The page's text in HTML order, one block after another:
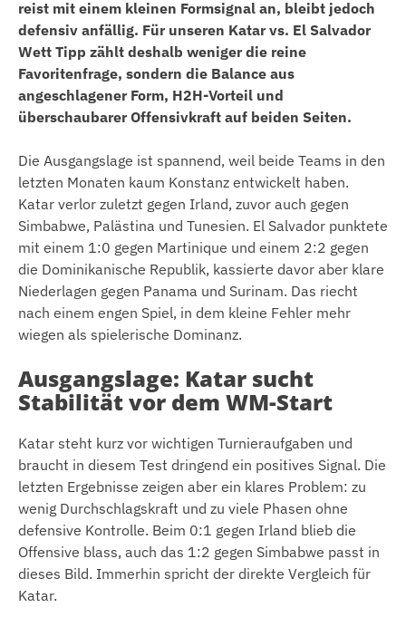
reist mit einem kleinen Formsignal an, bleibt jedoch
defensiv anfällig. Für unseren Katar vs. El Salvador
Wett Tipp zählt deshalb weniger die reine
Favoritenfrage, sondern die Balance aus
angeschlagener Form, H2H-Vorteil und
überschaubarer Offensivkraft auf beiden Seiten.
Die Ausgangslage ist spannend, weil beide Teams in den
letzten Monaten kaum Konstanz entwickelt haben.
Katar verlor zuletzt gegen Irland, zuvor auch gegen
Simbabwe, Palästina und Tunesien. El Salvador punktete
mit einem 1:0 gegen Martinique und einem 2:2 gegen
die Dominikanische Republik, kassierte davor aber klare
Niederlagen gegen Panama und Surinam. Das riecht
nach einem engen Spiel, in dem kleine Fehler mehr
wiegen als spielerische Dominanz.
Ausgangslage: Katar sucht
Stabilität vor dem WM-Start
Katar steht kurz vor wichtigen Turnieraufgaben und
braucht in diesem Test dringend ein positives Signal. Die
letzten Ergebnisse zeigen aber ein klares Problem: zu
wenig Durchschlagskraft und zu viele Phasen ohne
defensive Kontrolle. Beim 0:1 gegen Irland blieb die
Offensive blass, auch das 1:2 gegen Simbabwe passt in
dieses Bild. Immerhin spricht der direkte Vergleich für
Katar.